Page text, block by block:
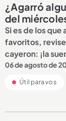
¿Agarró
del
Si es de los que
favoritos,
cayeron: ¡la
06 de agosto de
Útil para vos